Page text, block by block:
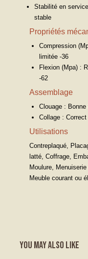
Stabilité en
stable
Propriétés
Compression
limitée -36
Flexion (Mpa) :
-62
Assemblage
Clouage : Bonne
Collage : Correct
Utilisations
Contreplaqué,
latté, Coffrage,
Moulure,
Meuble courant ou
YOU MAY ALSO LIKE